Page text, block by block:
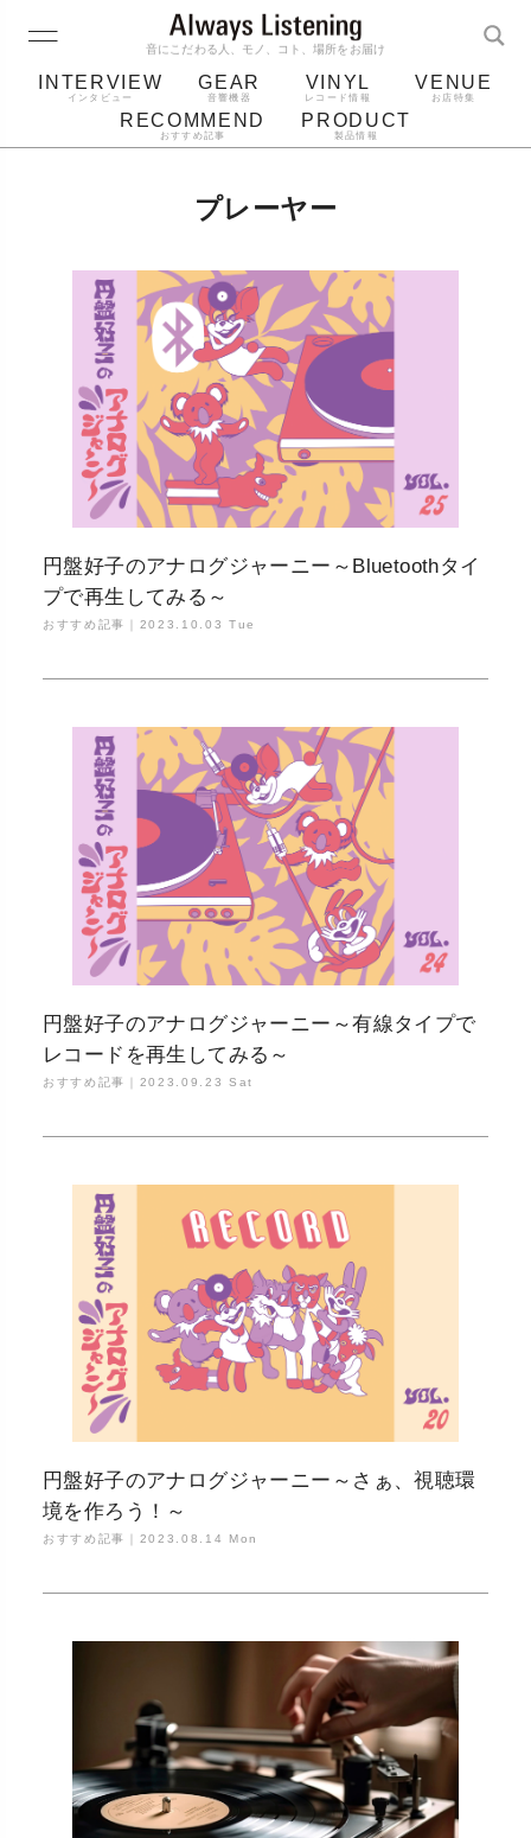
音にこだわる人、モノ、コト、場所をお届け
INTERVIEW
インタビュー
GEAR
音響機器
VINYL
レコード情報
VENUE
お店特集
RECOMMEND
おすすめ記事
PRODUCT
製品情報
bluetooth
プレーヤー
円盤好子のアナログジャーニー～Bluetoothタイ
プで再生してみる～
おすすめ記事｜ 2023.10.03 Tue
円盤好子のアナログジャーニー～有線タイプで
レコードを再生してみる～
おすすめ記事｜ 2023.09.23 Sat
円盤好子のアナログジャーニー～さぁ、視聴環
境を作ろう！～
おすすめ記事｜ 2023.08.14 Mon